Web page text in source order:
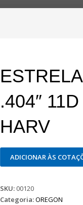
.404″
HARV
ADICIONAR ÀS
SKU: 00120
Categoria:OREGON